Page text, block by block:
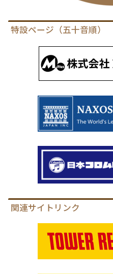
特設ページ（五十音順）
関連サイトリンク